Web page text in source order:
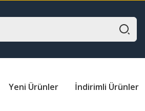
Yeni Ürünler İndirimli Ürünler